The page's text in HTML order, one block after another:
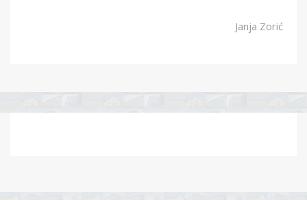
Janja Zorić